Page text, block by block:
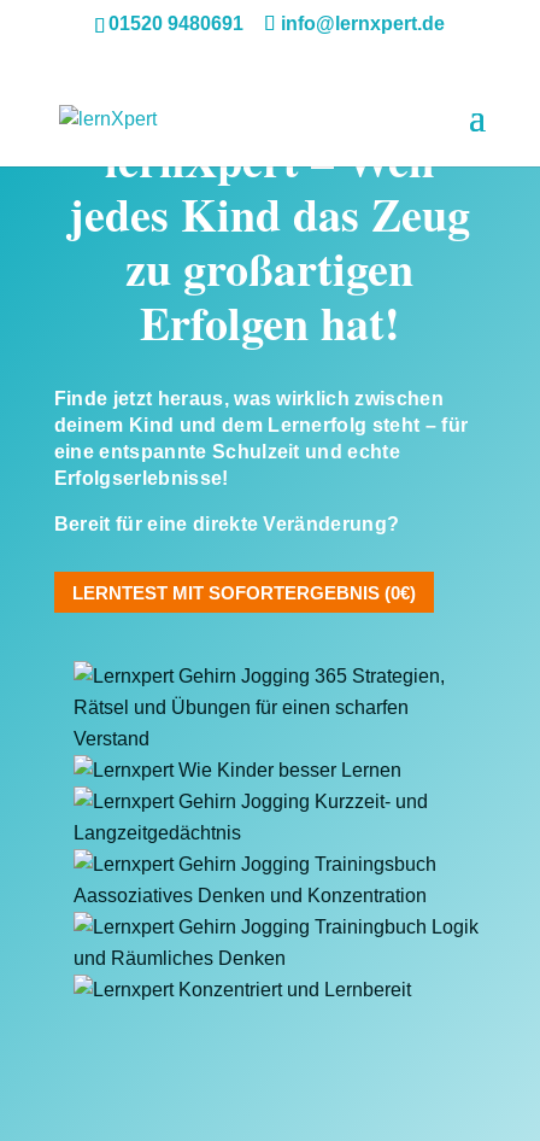
01520 9480691 info@lernxpert.de
lernXpert – Weil
jedes Kind das Zeug
zu großartigen
Erfolgen hat!
Finde jetzt heraus, was wirklich zwischen
deinem Kind und dem Lernerfolg steht – für
eine entspannte Schulzeit und echte
Erfolgserlebnisse!
Bereit für eine direkte Veränderung?
LERNTEST MIT SOFORTERGEBNIS (0€)